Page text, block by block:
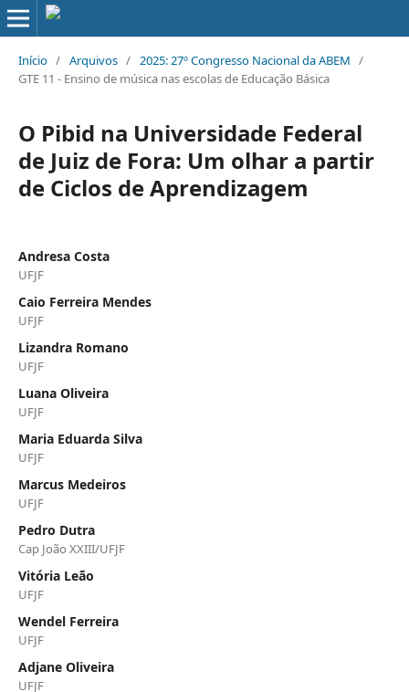
Início / Arquivos / 2025: 27º Congresso Nacional da ABEM /
GTE 11 - Ensino de música nas escolas de Educação Básica
O Pibid na Universidade Federal
de Juiz de Fora: Um olhar a partir
de Ciclos de Aprendizagem
Andresa Costa
UFJF
Caio Ferreira Mendes
UFJF
Lizandra Romano
UFJF
Luana Oliveira
UFJF
Maria Eduarda Silva
UFJF
Marcus Medeiros
UFJF
Pedro Dutra
Cap João XXIII/UFJF
Vitória Leão
UFJF
Wendel Ferreira
UFJF
Adjane Oliveira
UFJF